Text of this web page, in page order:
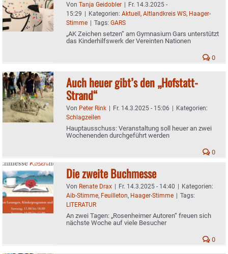
Von Tanja Geidobler | Fr. 14.3.2025 -
15:29 | Kategorien: Aktuell, Altlandkreis WS, Haager-
Stimme | Tags: GARS
„AK Zeichen setzen“ am Gymnasium Gars unterstützt
das Kinderhilfswerk der Vereinten Nationen
0
Auch heuer gibt’s den „Hofstatt-
Strand“
Von Peter Rink | Fr. 14.3.2025 - 15:06 | Kategorien:
Schlagzeilen
Hauptausschuss: Veranstaltung soll heuer an zwei
Wochenenden durchgeführt werden
0
Die zweite Buchmesse
Von Renate Drax | Fr. 14.3.2025 - 14:40 | Kategorien:
Aib-Stimme, Feuilleton, Haager-Stimme | Tags:
LITERATUR
An zwei Tagen: „Rosenheimer Autoren“ freuen sich
nächste Woche auf viele Besucher
0